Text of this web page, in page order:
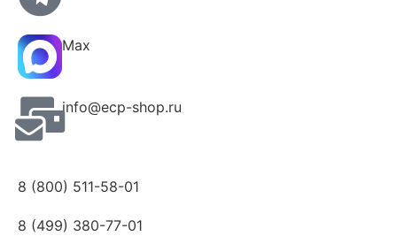
Max
info@ecp-shop.ru
8 (800) 511-58-01
8 (499) 380-77-01